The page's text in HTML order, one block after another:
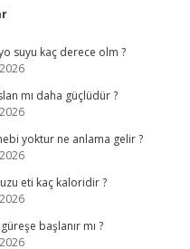
suyu kaç derece olm ?
mı daha güçlüdür ?
yoktur ne anlama gelir ?
eti kaç kaloridir ?
başlanır mı ?